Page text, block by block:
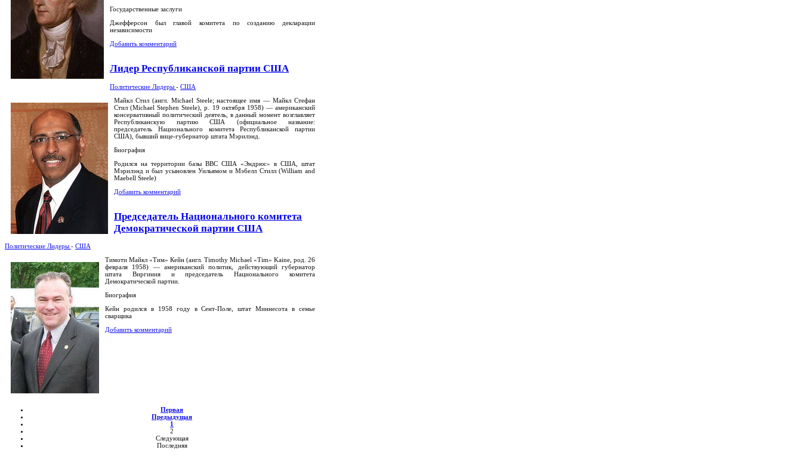
Государственные заслуги
Джефферсон был главой комитета по созданию декларации
независимости
Добавить комментарий
Лидер Республиканской партии США
Политические Лидеры - США
Майкл Стил (англ. Michael Steele; настоящее имя — Майкл Стефан
Стил (Michael Stephen Steele), р. 19 октября 1958) — американский
консервативный политический деятель, в данный момент возглавляет
Республиканскую партию США (официальное название:
председатель Национального комитета Республиканской партии
США), бывший вице-губернатор штата Мэрилэнд.
Биография
Родился на территории базы ВВС США «Эндрюс» в США, штат
Мэрилэнд и был усыновлен Уильямом и Мэбелл Стилл (William and
Maebell Steele)
Добавить комментарий
Председатель Национального комитета
Демократической партии США
Политические Лидеры - США
Тимоти Майкл «Тим» Кейн (англ. Timothy Michael «Tim» Kaine, род. 26
февраля 1958) — американский политик, действующий губернатор
штата Виргиния и председатель Национального комитета
Демократической партии.
Биография
Кейн родился в 1958 году в Сент-Поле, штат Миннесота в семье
сварщика
Добавить комментарий
Первая
Предыдущая
1
2
Следующая
Последняя